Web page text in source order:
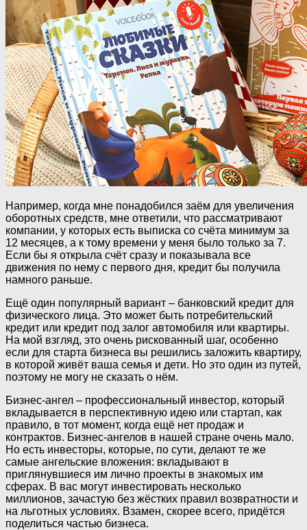
Например, когда мне понадобился заём для увеличения
оборотных средств, мне ответили, что рассматривают
компании, у которых есть выписка со счёта минимум за
12 месяцев, а к тому времени у меня было только за 7.
Если бы я открыла счёт сразу и показывала все
движения по нему с первого дня, кредит бы получила
намного раньше.
Ещё один популярный вариант – банковский кредит для
физического лица. Это может быть потребительский
кредит или кредит под залог автомобиля или квартиры.
На мой взгляд, это очень рискованный шаг, особенно
если для старта бизнеса вы решились заложить квартиру,
в которой живёт ваша семья и дети. Но это один из путей,
поэтому не могу не сказать о нём.
Бизнес-ангел – профессиональный инвестор, который
вкладывается в перспективную идею или стартап, как
правило, в тот момент, когда ещё нет продаж и
контрактов. Бизнес-ангелов в нашей стране очень мало.
Но есть инвесторы, которые, по сути, делают те же
самые ангельские вложения: вкладывают в
приглянувшиеся им лично проекты в знакомых им
сферах. В вас могут инвестировать несколько
миллионов, зачастую без жёстких правил возвратности и
на льготных условиях. Взамен, скорее всего, придётся
поделиться частью бизнеса.